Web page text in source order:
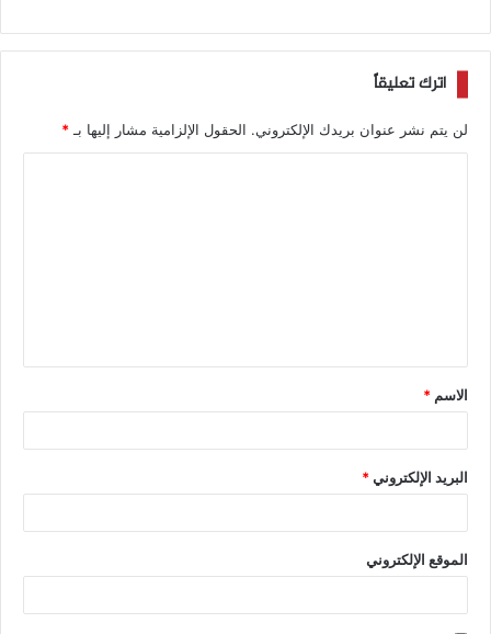
اترك تعليقاً
لن يتم نشر عنوان بريدك الإلكتروني. الحقول الإلزامية مشار إليها بـ *
الاسم *
البريد الإلكتروني*
الموقع الإلكتروني